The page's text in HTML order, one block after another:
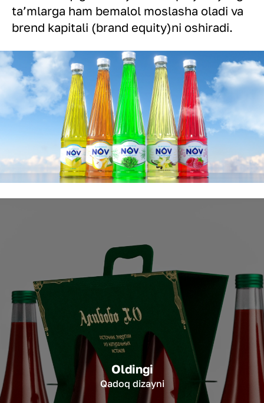
ta’mlarga ham bemalol moslasha oladi va
brend kapitali (brand equity)ni oshiradi.
Oldingi
Qadoq dizayni